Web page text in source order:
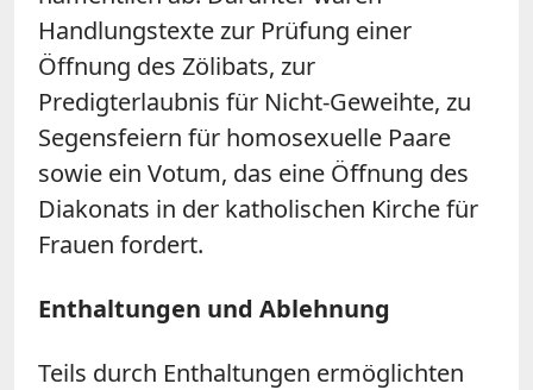
Handlungstexte zur Prüfung einer
Öffnung des Zölibats, zur
Predigterlaubnis für Nicht-Geweihte, zu
Segensfeiern für homosexuelle Paare
sowie ein Votum, das eine Öffnung des
Diakonats in der katholischen Kirche für
Frauen fordert.
Enthaltungen und Ablehnung
Teils durch Enthaltungen ermöglichten